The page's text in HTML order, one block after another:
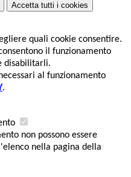
Accetta tutti i cookies
quali cookie consentire.
il funzionamento
disabilitarli.
al funzionamento
.
non possono essere
nella pagina della